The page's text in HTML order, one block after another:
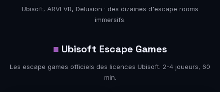
Ubisoft, ARVI VR, Delusion · des dizaines d'escape rooms
immersifs.
■ Ubisoft Escape Games
Les escape games officiels des licences Ubisoft. 2-4 joueurs, 60
min.